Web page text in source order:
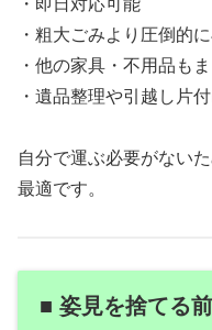
・粗大ごみより圧倒的
・他の家具・不用品も
・遺品整理や引越し片
自分で運ぶ必要がない
最適です。
■ 姿見を捨てる